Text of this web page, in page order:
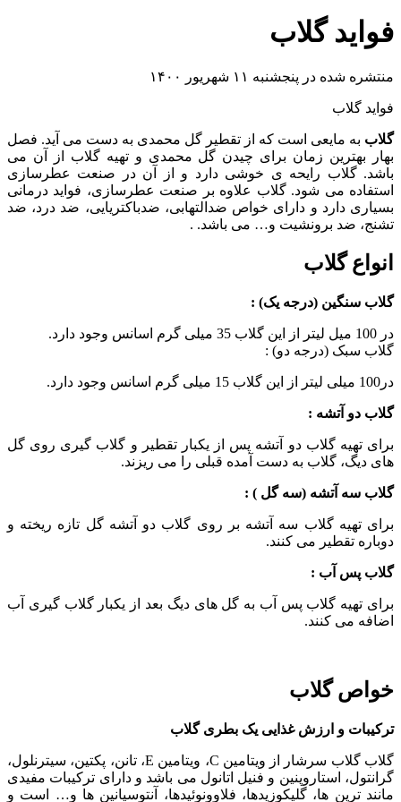
فواید گلاب
منتشره شده در پنجشنبه ۱۱ شهریور ۱۴۰۰
فواید گلاب
گلاب به مایعی است که از تقطیر گل محمدی به دست می آید. فصل
بهار بهترین زمان برای چیدن گل محمدی و تهیه گلاب از آن می
باشد. گلاب رایحه ی خوشی دارد و از آن در صنعت عطرسازی
استفاده می شود. گلاب علاوه بر صنعت عطرسازی، فواید درمانی
بسیاری دارد و دارای خواص ضدالتهابی، ضدباکتریایی، ضد درد، ضد
تشنج، ضد برونشیت و… می باشد. .
انواع گلاب
گلاب سنگین (درجه یک) :
در 100 میل لیتر از این گلاب 35 میلی گرم اسانس وجود دارد.
گلاب سبک (درجه دو) :
در100 میلی لیتر از این گلاب 15 میلی گرم اسانس وجود دارد.
گلاب دو آتشه :
برای تهیه گلاب دو آتشه پس از یکبار تقطیر و گلاب گیری روی گل
های دیگ، گلاب به دست آمده قبلی را می ریزند.
گلاب سه آتشه (سه گل ) :
برای تهیه گلاب سه آتشه بر روی گلاب دو آتشه گل تازه ریخته و
دوباره تقطیر می کنند.
گلاب پس آب :
برای تهیه گلاب پس آب به گل های دیگ بعد از یکبار گلاب گیری آب
اضافه می کنند.
خواص گلاب
ترکیبات و ارزش غذایی یک بطری گلاب
گلاب گلاب سرشار از ویتامین C، ویتامین E، تانن، پکتین، سیترنلول،
گرانتول، استاروپنین و فنیل اتانول می باشد و دارای ترکیبات مفیدی
مانند ترپن ها، گلیکوزیدها، فلاوونوئیدها، آنتوسیانین ها و… است و